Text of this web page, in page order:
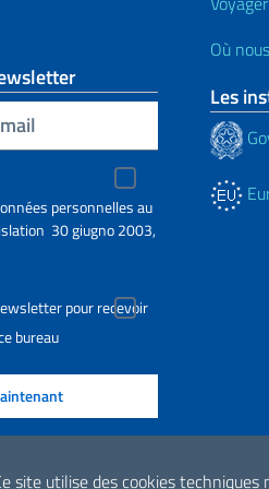
site utilise des cookies
personnelles au
30 giugno 2003,
pour recevoir
bureau
Où
Les
Dichiarazione di accessibilità